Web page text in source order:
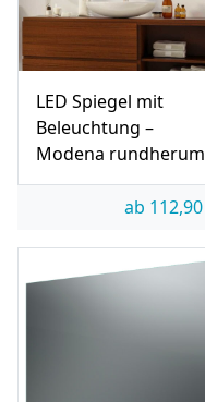
LED Spiegel mit
Beleuchtung –
Modena rundherum
ab 112,90